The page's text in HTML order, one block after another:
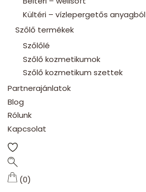
Kültéri – vízlepergetős anyagból
Szőlő termékek
Szőlőlé
Szőlő kozmetikumok
Szőlő kozmetikum szettek
Partnerajánlatok
Blog
Rólunk
Kapcsolat
(0)